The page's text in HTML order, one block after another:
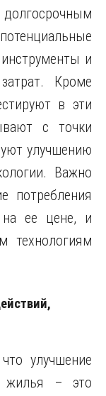
и
Кроме
в эти
с точки
улучшению
Важно
потребления
на ее цене, и
технологиям
улучшение
жилья – это